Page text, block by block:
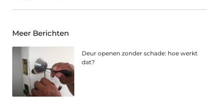
Meer Berichten
Deur openen zonder schade: hoe werkt
dat?